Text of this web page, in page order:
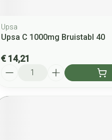
Upsa
Upsa C 1000mg Bruistabl 40
€ 14,21